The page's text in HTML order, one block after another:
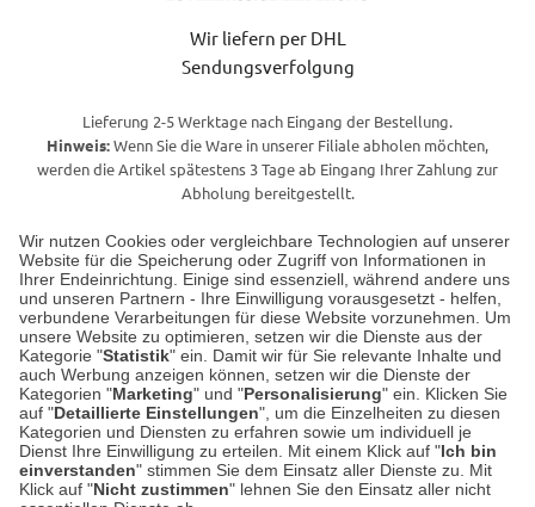
Wir nutzen Cookies oder vergleichbare Technologien auf unserer
Website für die Speicherung oder Zugriff von Informationen in
Ihrer Endeinrichtung. Einige sind essenziell, während andere uns
und unseren Partnern - Ihre Einwilligung vorausgesetzt - helfen,
verbundene Verarbeitungen für diese Website vorzunehmen. Um
unsere Website zu optimieren, setzen wir die Dienste aus der
Kategorie "Statistik" ein. Damit wir für Sie relevante Inhalte und
auch Werbung anzeigen können, setzen wir die Dienste der
Kategorien "Marketing" und "Personalisierung" ein. Klicken Sie
auf "Detaillierte Einstellungen", um die Einzelheiten zu diesen
Kategorien und Diensten zu erfahren sowie um individuell je
Dienst Ihre Einwilligung zu erteilen. Mit einem Klick auf "Ich bin
einverstanden" stimmen Sie dem Einsatz aller Dienste zu. Mit
Klick auf "Nicht zustimmen" lehnen Sie den Einsatz aller nicht
Wir liefern per DHL
Sendungsverfolgung
Lieferung 2-5 Werktage nach Eingang der Bestellung.
Hinweis:Wenn Sie die Ware in unserer Filiale abholen möchten,
werden die Artikel spätestens 3 Tage ab Eingang Ihrer Zahlung zur
Abholung bereitgestellt.
Unser Geschäft in Meckenheim
Auf dem Steinbüchel 6
53340 Meckenheim
Montag bis Samstag 9:00 Uhr bis 18:00 Uhr
weitere Information